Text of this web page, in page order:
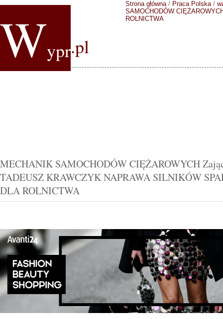
Wypr.pl
Strona główna/ Praca Polska/
SAMOCHODÓW
ROLNICTWA
MECHANIK SAMOCHODÓW CIĘŻAROWYCH
TADEUSZ KRAWCZYK NAPRAWA SILNIKÓW
DLA ROLNICTWA